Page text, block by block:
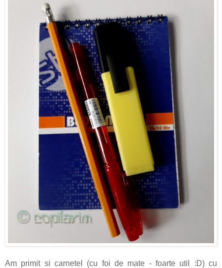
Am primit si carnetel (cu foi de mate - foarte util :D) cu